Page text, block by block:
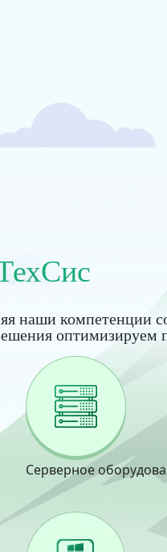
наши компетенции
оптимизируем
Серверное